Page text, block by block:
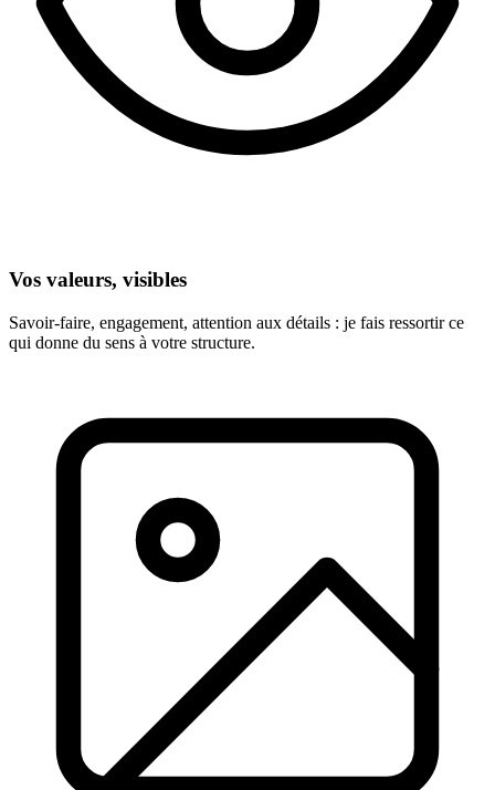
Vos valeurs, visibles
Savoir-faire, engagement, attention aux détails : je fais ressortir ce
qui donne du sens à votre structure.